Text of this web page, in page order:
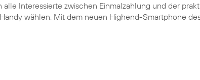
alle Interessierte zwischen Einmalzahlung und der
wählen. Mit dem neuen Highend-Smartphone